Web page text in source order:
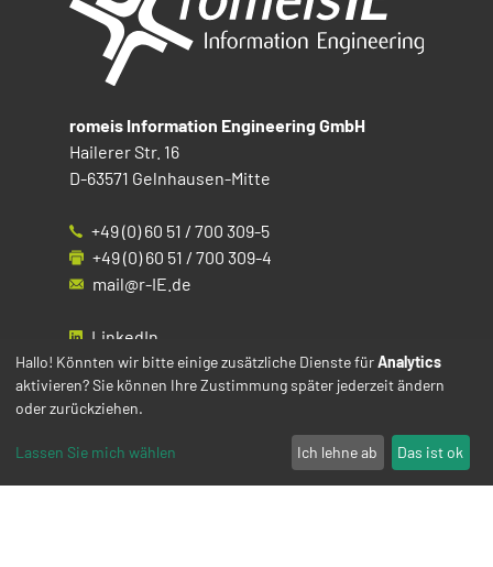
romeis Information Engineering GmbH
Hailerer Str. 16
D-63571 Gelnhausen-Mitte
+49 (0) 60 51 / 700 309-5
+49 (0) 60 51 / 700 309-4
mail@r-IE.de
LinkedIn
Instagram
Facebook
YouTube
Hallo! Könnten wir bitte einige zusätzliche Dienste fürAnalytics
aktivieren? Sie können Ihre Zustimmung später jederzeit ändern
oder zurückziehen.
Lassen Sie mich wählen Ich lehne ab Das ist ok